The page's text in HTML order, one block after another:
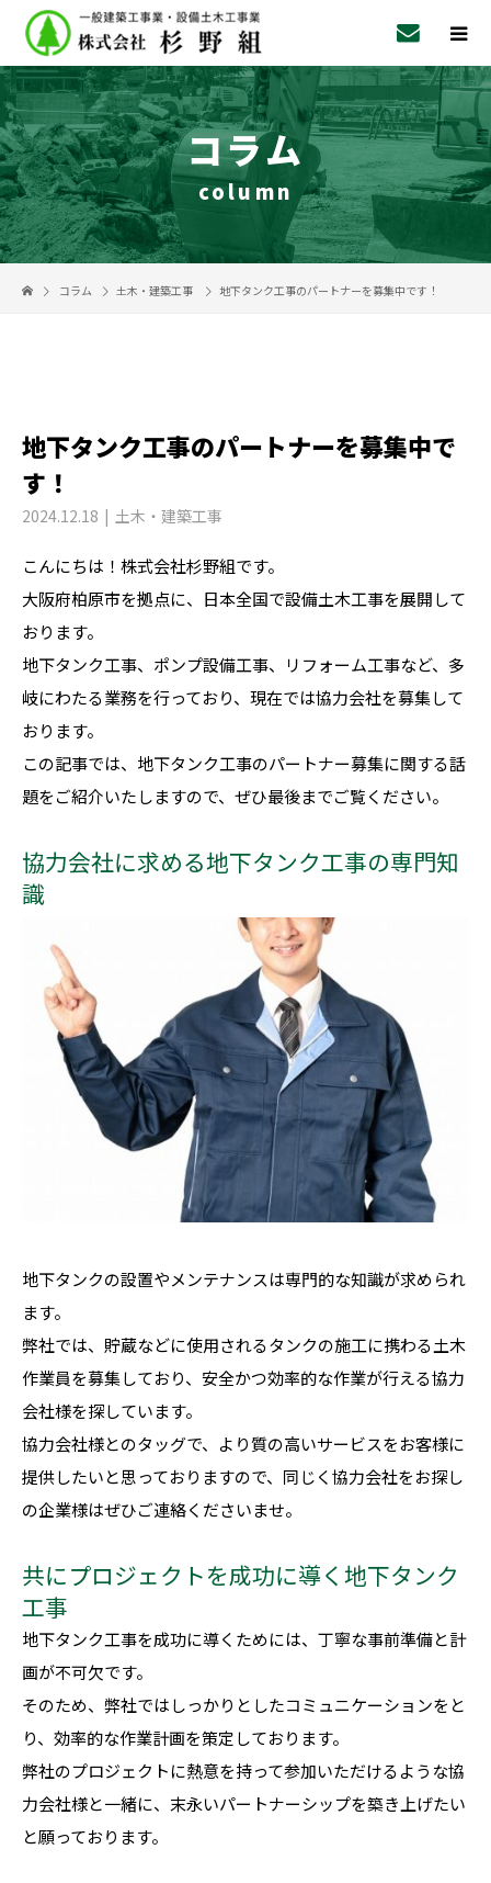
コラム
column
コラム 土木・建築工事 地下タンク工事のパートナーを募集中です！
地下タンク工事のパートナーを募集中で
す！
2024.12.18 土木・建築工事
こんにちは！株式会社杉野組です。
大阪府柏原市を拠点に、日本全国で設備土木工事を展開して
おります。
地下タンク工事、ポンプ設備工事、リフォーム工事など、多
岐にわたる業務を行っており、現在では協力会社を募集して
おります。
この記事では、地下タンク工事のパートナー募集に関する話
題をご紹介いたしますので、ぜひ最後までご覧ください。
協力会社に求める地下タンク工事の専門知
識
地下タンクの設置やメンテナンスは専門的な知識が求められ
ます。
弊社では、貯蔵などに使用されるタンクの施工に携わる土木
作業員を募集しており、安全かつ効率的な作業が行える協力
会社様を探しています。
協力会社様とのタッグで、より質の高いサービスをお客様に
提供したいと思っておりますので、同じく協力会社をお探し
の企業様はぜひご連絡くださいませ。
共にプロジェクトを成功に導く地下タンク
工事
地下タンク工事を成功に導くためには、丁寧な事前準備と計
画が不可欠です。
そのため、弊社ではしっかりとしたコミュニケーションをと
り、効率的な作業計画を策定しております。
弊社のプロジェクトに熱意を持って参加いただけるような協
力会社様と一緒に、末永いパートナーシップを築き上げたい
と願っております。